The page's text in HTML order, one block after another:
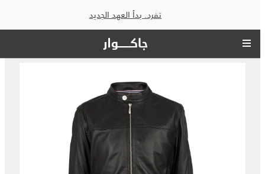
تفرد. بدأ العهد الجديد